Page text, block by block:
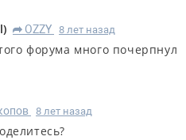
) R OZZY 8 лет назад
форума много почерпнул
8 лет назад